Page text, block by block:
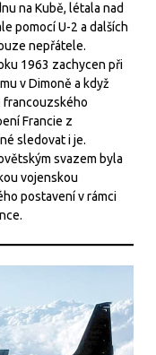
na Kubě, létala nad
pomocí U-2 a dalších
nepřátele.
1963 zachycen při
v Dimoně a když
francouzského
Francie z
sledovat i je.
svazem byla
vojenskou
postavení v rámci